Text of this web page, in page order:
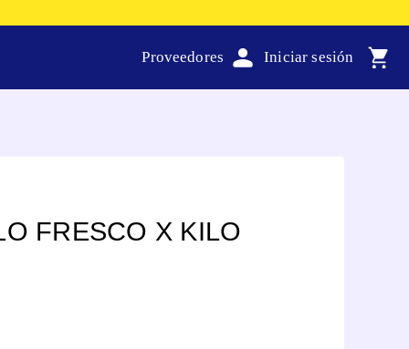
Proveedores
FRESCO X KILO